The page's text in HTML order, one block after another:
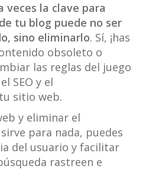
veces la clave para
tu blog puede no ser
sino eliminarlo. Sí, ¡has
obsoleto o
las reglas del juego
SEO y el
sitio web.
y eliminar el
para nada, puedes
del usuario y facilitar
rastreen e